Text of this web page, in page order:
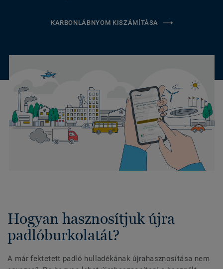
KARBONLÁBNYOM KISZÁMÍTÁSA
Hogyan hasznosítjuk újra
padlóburkolatát?
A már fektetett padló hulladékának újrahasznosítása nem